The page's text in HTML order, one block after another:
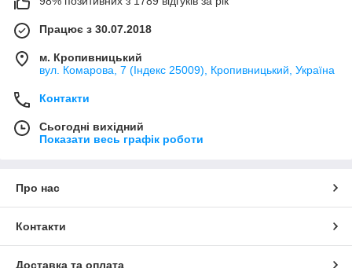
Працює з 30.07.2018
м. Кропивницький
вул. Комарова, 7 (Індекс 25009), Кропивницький, Україна
Контакти
Сьогодні вихідний
Показати весь графік роботи
Про нас
Контакти
Доставка та оплата